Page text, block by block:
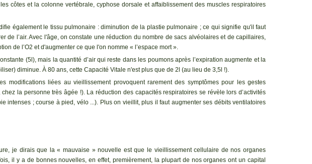
côtes et la colonne vertébrale, cyphose dorsale et affaiblissement des muscles respiratoires
également le tissu pulmonaire : diminution de la plastie pulmonaire ; ce qui signifie qu'il faut
de l’air. Avec l'âge, on constate une réduction du nombre de sacs alvéolaires et de capillaires,
de l’O2 et d'augmenter ce que l'on nomme « l’espace mort ».
(5l), mais la quantité d’air qui reste dans les poumons après l’expiration augmente et la
diminue. À 80 ans, cette Capacité Vitale n'est plus que de 2l (au lieu de 3,5l !).
modifications liées au vieillissement provoquent rarement des symptômes pour les gestes
la personne très âgée !). La réduction des capacités respiratoires se révèle lors d’activités
intenses ; course à pied, vélo ...). Plus on vieillit, plus il faut augmenter ses débits ventilatoires
je dirais que la « mauvaise » nouvelle est que le vieillissement cellulaire de nos organes
il y a de bonnes nouvelles, en effet, premièrement, la plupart de nos organes ont un capital